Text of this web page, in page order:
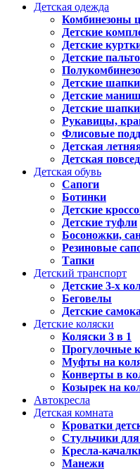
Детская одежда
Комбинезоны
Детские
Детские
Детские
Детские шапки
Детские
Детские
Рукавицы,
Флисовые
Детская
Детская
Детская обувь
Сапоги
Ботинки
Детские
Детские туфли
Босоножки,
Резиновые
Тапки
Детский транспорт
Детские 3-х
Беговелы
Детские
Детские коляски
Коляски 3 в 1
Прогулочные
Муфты на
Конверты в
Козырек на
Автокресла
Детская комната
Кроватки
Стульчики
Кресла-
Манежи